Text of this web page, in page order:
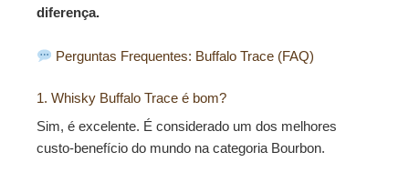
diferença.
Perguntas Frequentes: Buffalo Trace (FAQ)
1. Whisky Buffalo Trace é bom?
Sim, é excelente. É considerado um dos melhores
custo-benefício do mundo na categoria Bourbon.